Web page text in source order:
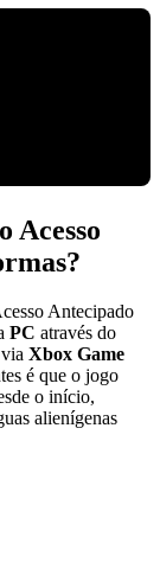
Acesso
Antecipado
PC através do
via Xbox Game
é que o jogo
o início,
alienígenas